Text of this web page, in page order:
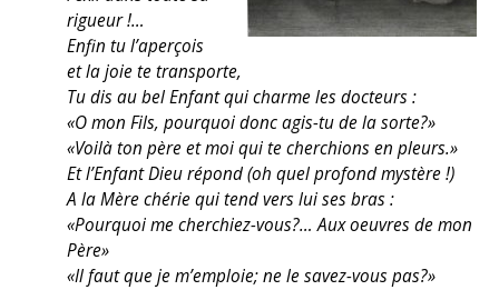
rigueur !…
Enfin tu l’aperçois
et la joie te transporte,
Tu dis au bel Enfant qui charme les docteurs :
«O mon Fils, pourquoi donc agis-tu de la sorte?»
«Voilà ton père et moi qui te cherchions en pleurs.»
Et l’Enfant Dieu répond (oh quel profond mystère !)
A la Mère chérie qui tend vers lui ses bras :
«Pourquoi me cherchiez-vous?… Aux oeuvres de mon
Père»
«Il faut que je m’emploie; ne le savez-vous pas?»